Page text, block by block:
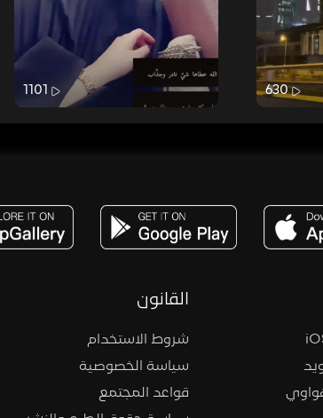
630
1101
القانون
شروط الاستخدام
سياسة الخصوصية
قواعد المجتمع